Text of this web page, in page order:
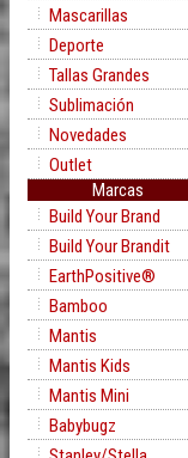
Mascarillas
Deporte
Tallas Grandes
Sublimación
Novedades
Outlet
Marcas
Build Your Brand
Build Your Brandit
EarthPositive®
Bamboo
Mantis
Mantis Kids
Mantis Mini
Babybugz